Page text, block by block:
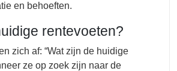
en behoeften.
rentevoeten?
zich af: “Wat zijn de huidige
ze op zoek zijn naar de